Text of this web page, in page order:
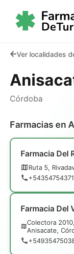
Ver localidades
Córdoba
Farmacias en
Farmacia Del
Ruta 5,
Farmacia Del
Colectora
Anisacate,